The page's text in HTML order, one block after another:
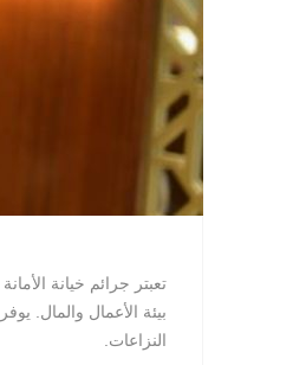
تعبتر جرائم خيانة
بيئة الأعمال والمال.
النزاعات.